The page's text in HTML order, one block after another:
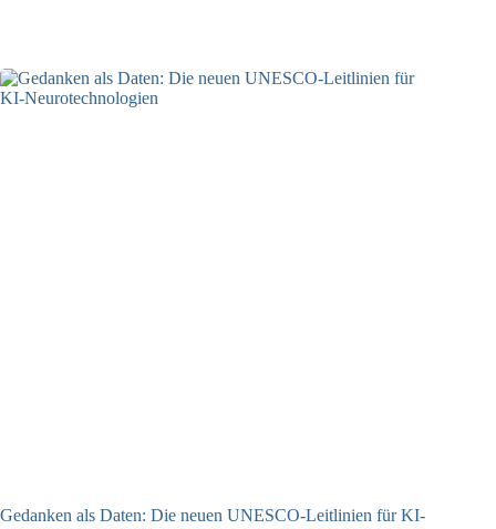
Gedanken als Daten: Die neuen UNESCO-Leitlinien für KI-